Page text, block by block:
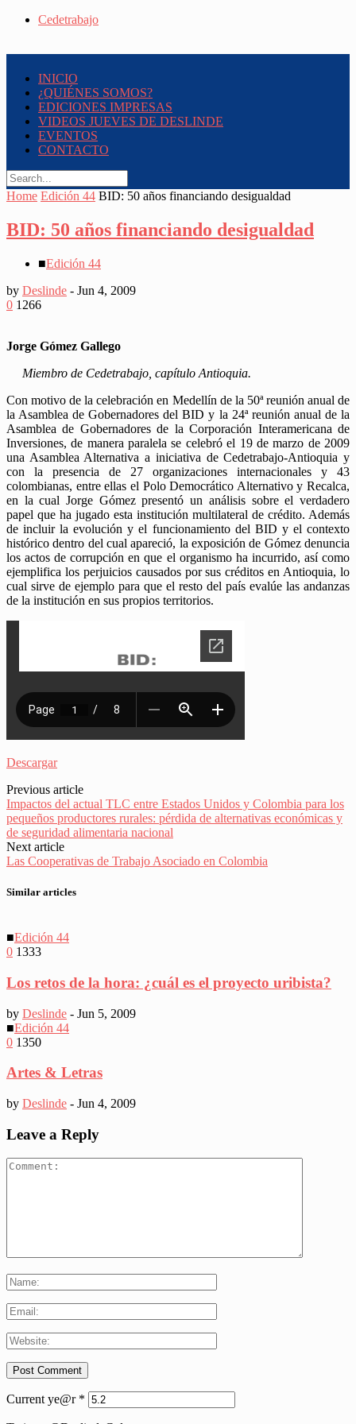
Cedetrabajo
INICIO
¿QUIÉNES SOMOS?
EDICIONES IMPRESAS
VIDEOS JUEVES DE DESLINDE
EVENTOS
CONTACTO
Home Edición 44 BID: 50 años financiando desigualdad
BID: 50 años financiando desigualdad
■Edición 44
by Deslinde - Jun 4, 2009
0 1266
Jorge Gómez Gallego
Miembro de Cedetrabajo, capítulo Antioquia.
Con motivo de la celebración en Medellín de la 50ª reunión anual de
la Asamblea de Gobernadores del BID y la 24ª reunión anual de la
Asamblea de Gobernadores de la Corporación Interamericana de
Inversiones, de manera paralela se celebró el 19 de marzo de 2009
una Asamblea Alternativa a iniciativa de Cedetrabajo-Antioquia y
con la presencia de 27 organizaciones internacionales y 43
colombianas, entre ellas el Polo Democrático Alternativo y Recalca,
en la cual Jorge Gómez presentó un análisis sobre el verdadero
papel que ha jugado esta institución multilateral de crédito. Además
de incluir la evolución y el funcionamiento del BID y el contexto
histórico dentro del cual apareció, la exposición de Gómez denuncia
los actos de corrupción en que el organismo ha incurrido, así como
ejemplifica los perjuicios causados por sus créditos en Antioquia, lo
cual sirve de ejemplo para que el resto del país evalúe las andanzas
de la institución en sus propios territorios.
Descargar
Previous article
Impactos del actual TLC entre Estados Unidos y Colombia para los
pequeños productores rurales: pérdida de alternativas económicas y
de seguridad alimentaria nacional
Next article
Las Cooperativas de Trabajo Asociado en Colombia
Similar articles
■Edición 44
0 1333
Los retos de la hora: ¿cuál es el proyecto uribista?
by Deslinde - Jun 5, 2009
■Edición 44
0 1350
Artes & Letras
by Deslinde - Jun 4, 2009
Leave a Reply
Current ye@r *